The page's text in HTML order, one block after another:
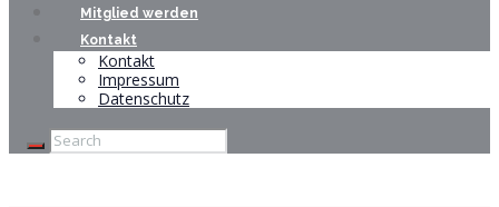
Mitglied werden
Kontakt
Kontakt
Impressum
Datenschutz